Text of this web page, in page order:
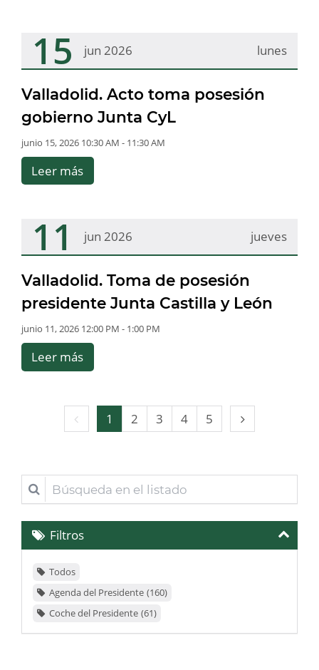
lunes
15 jun 2026
Valladolid. Acto toma posesión
gobierno Junta CyL
junio 15, 2026 10:30 AM - 11:30 AM
Leer más
jueves
11 jun 2026
Valladolid. Toma de posesión
presidente Junta Castilla y León
junio 11, 2026 12:00 PM - 1:00 PM
Leer más
Página
anterior
1 2 3 4 5
Página
siguiente
Búsqueda
en
el
listadoFiltros
Todos
Agenda del Presidente 160
Coche del Presidente 61